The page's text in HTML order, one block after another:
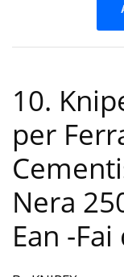
10.
per
Nera
Ean -Fai